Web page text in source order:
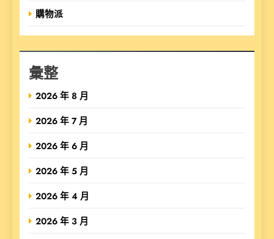
購物派
彙整
2026 年 8 月
2026 年 7 月
2026 年 6 月
2026 年 5 月
2026 年 4 月
2026 年 3 月